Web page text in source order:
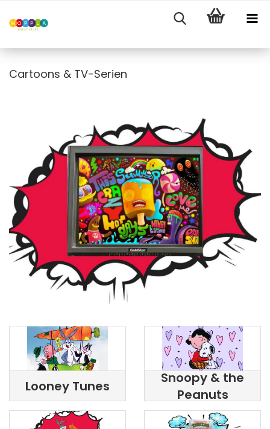
Cartoons & TV-Serien
Looney Tunes
Snoopy & the
Peanuts